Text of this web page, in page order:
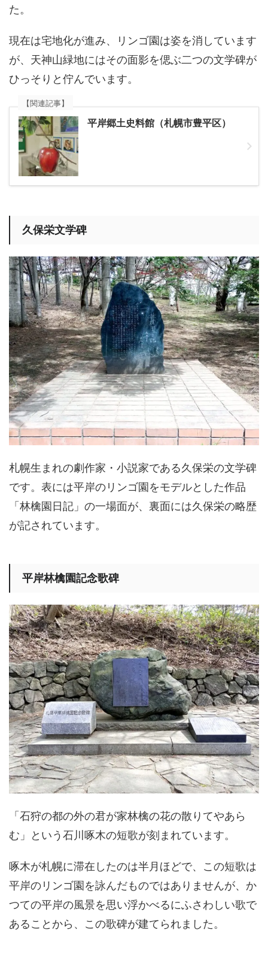
た。
現在は宅地化が進み、リンゴ園は姿を消しています
が、天神山緑地にはその面影を偲ぶ二つの文学碑が
ひっそりと佇んでいます。
平岸郷土史料館（札幌市豊平区）
【関連記事】
久保栄文学碑
札幌生まれの劇作家・小説家である久保栄の文学碑
です。表には平岸のリンゴ園をモデルとした作品
「林檎園日記」の一場面が、裏面には久保栄の略歴
が記されています。
平岸林檎園記念歌碑
「石狩の都の外の君が家林檎の花の散りてやあら
む」という石川啄木の短歌が刻まれています。
啄木が札幌に滞在したのは半月ほどで、この短歌は
平岸のリンゴ園を詠んだものではありませんが、か
つての平岸の風景を思い浮かべるにふさわしい歌で
あることから、この歌碑が建てられました。